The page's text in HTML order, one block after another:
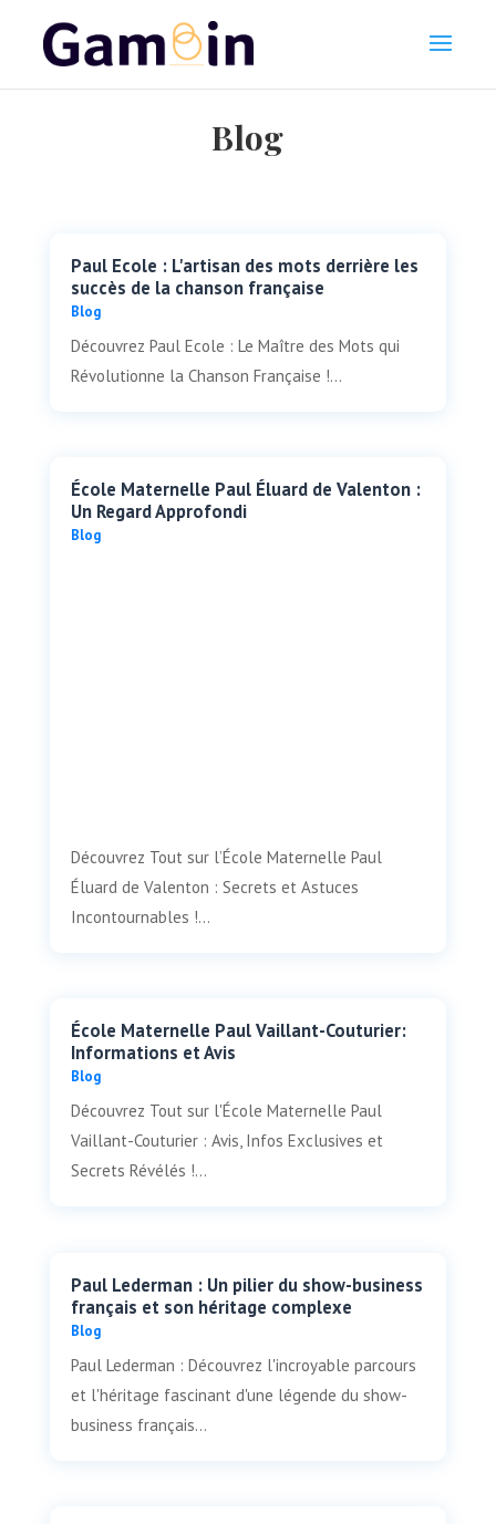
Blog
Paul Ecole : L'artisan des mots derrière les
succès de la chanson française
Blog
Découvrez Paul Ecole : Le Maître des Mots qui
Révolutionne la Chanson Française !...
École Maternelle Paul Éluard de Valenton :
Un Regard Approfondi
Blog
Découvrez Tout sur l’École Maternelle Paul
Éluard de Valenton : Secrets et Astuces
Incontournables !...
École Maternelle Paul Vaillant-Couturier:
Informations et Avis
Blog
Découvrez Tout sur l'École Maternelle Paul
Vaillant-Couturier : Avis, Infos Exclusives et
Secrets Révélés !...
Paul Lederman : Un pilier du show-business
français et son héritage complexe
Blog
Paul Lederman : Découvrez l'incroyable parcours
et l'héritage fascinant d'une légende du show-
business français...